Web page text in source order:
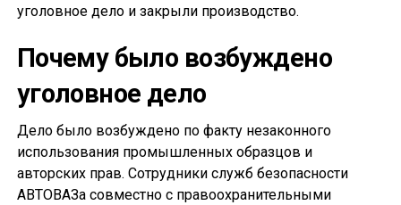
уголовное дело и закрыли производство.
Почему было возбуждено
уголовное дело
Дело было возбуждено по факту незаконного
использования промышленных образцов и
авторских прав. Сотрудники служб безопасности
АВТОВАЗа совместно с правоохранительными